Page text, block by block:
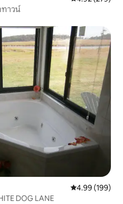
าวน์
คะแนนเฉลี่ย
4.99 (199)
DOG LANE